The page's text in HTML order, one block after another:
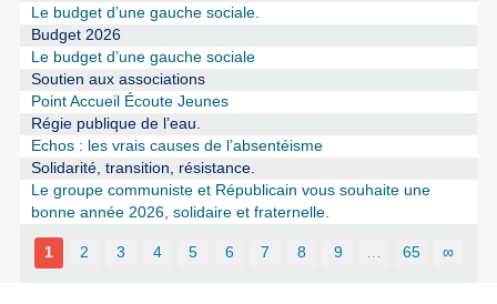
Le budget d’une gauche sociale.
Budget 2026
Le budget d’une gauche sociale
Soutien aux associations
Point Accueil Écoute Jeunes
Régie publique de l’eau.
Echos : les vrais causes de l’absentéisme
Solidarité, transition, résistance.
Le groupe communiste et Républicain vous souhaite une
bonne année 2026, solidaire et fraternelle.
1 2 3 4 5 6 7 8 9 … 65 ∞